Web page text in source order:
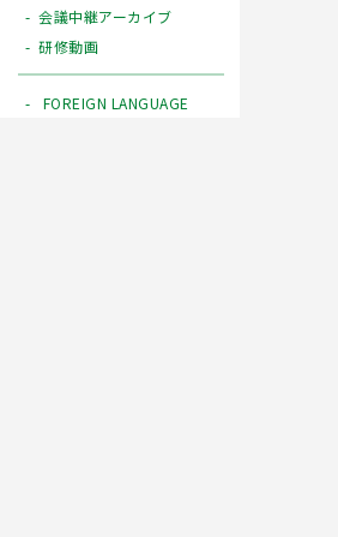
会議中継アーカイブ
研修動画
FOREIGN LANGUAGE